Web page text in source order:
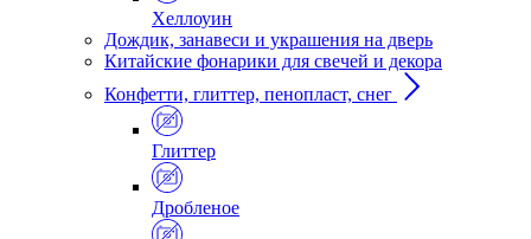
Хеллоуин
Дождик, занавеси и украшения на дверь
Китайские фонарики для свечей и декора
Конфетти, глиттер, пенопласт, снег
Глиттер
Дробленое